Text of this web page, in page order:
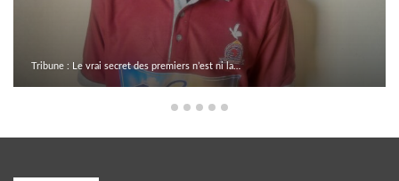
Tribune : Le vrai secret des premiers n’est ni la…